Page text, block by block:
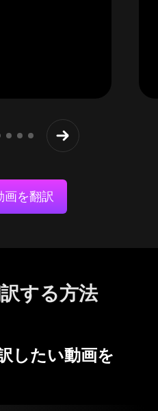
画を翻訳
する方法
したい動画を